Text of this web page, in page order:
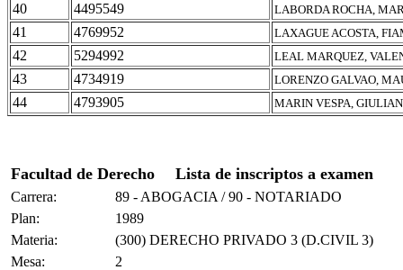
40 4495549 LABORDA ROCHA,
41 4769952 LAXAGUE ACOSTA,
42 5294992 LEAL MARQUEZ,
43 4734919 LORENZO GALVAO,
44 4793905 MARIN VESPA,
Facultad de Derecho Lista de inscriptos a examen
Carrera:
89 - ABOGACIA / 90 - NOTARIADO
Plan:
1989
Materia:
(300) DERECHO PRIVADO 3 (D.CIVIL 3)
Mesa:
2